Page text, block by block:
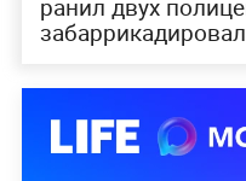
ранил двух